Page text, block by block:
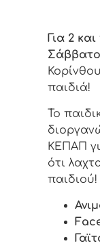
Για 2
Σάββατο
παιδιά!
Το
ΚΕΠΑΠ
ότι
παιδιού!